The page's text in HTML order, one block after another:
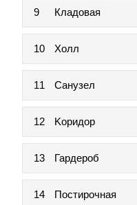
9 Кладовая
10 Холл
11 Санузел
12 Koридop
13 Гардероб
14 Постирочная